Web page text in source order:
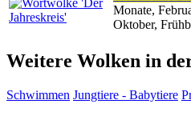
Monate,
Oktober,
Weitere Wolken in
Schwimmen Jungtiere - Babytiere